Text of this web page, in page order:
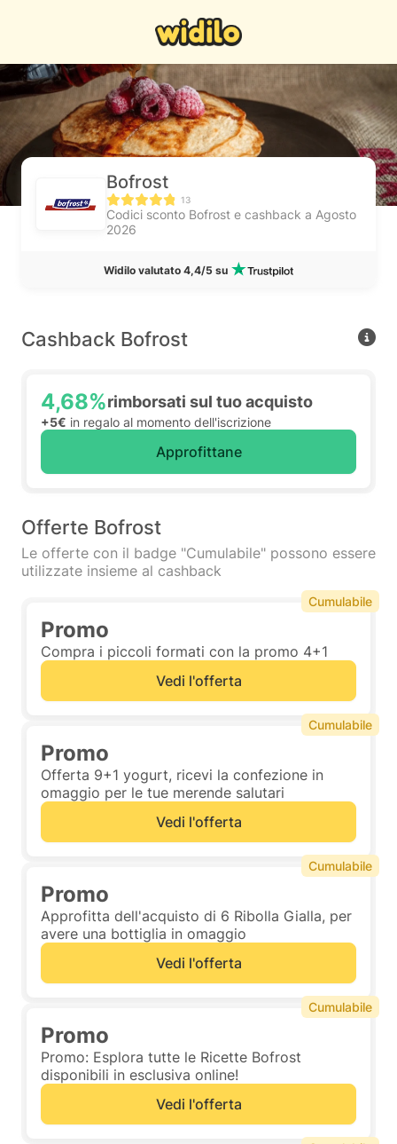
Bofrost
13
Codici sconto Bofrost e cashback a Agosto
2026
Widilo valutato 4,4/5 su
Cashback Bofrost
4,68%rimborsati sul tuo acquisto
+5€ in regalo al momento dell'iscrizione
Approfittane
Offerte Bofrost
Le offerte con il badge "Cumulabile" possono essere
utilizzate insieme al cashback
Promo
Compra i piccoli formati con la promo 4+1
Vedi l'offerta
Cumulabile
Promo
Offerta 9+1 yogurt, ricevi la confezione in
omaggio per le tue merende salutari
Vedi l'offerta
Cumulabile
Promo
Approfitta dell'acquisto di 6 Ribolla Gialla, per
avere una bottiglia in omaggio
Vedi l'offerta
Cumulabile
Promo
Promo: Esplora tutte le Ricette Bofrost
disponibili in esclusiva online!
Vedi l'offerta
Cumulabile